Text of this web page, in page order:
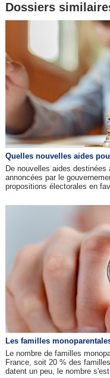
Dossiers
Quelles nouvelles aides
De nouvelles aides
annoncées par le
propositions électorales en
Les familles
Le nombre de familles
France, soit 20 % des
datent un peu, le nombre